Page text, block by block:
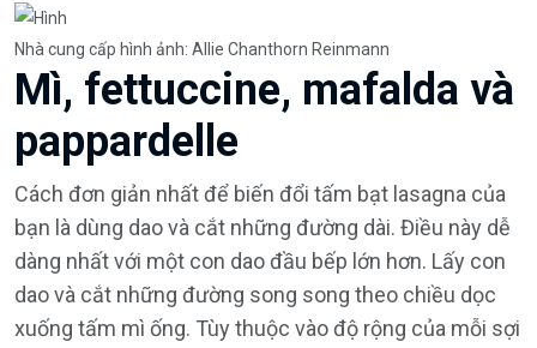
Nhà cung cấp hình ảnh: Allie Chanthorn Reinmann
Mì, fettuccine, mafalda và
pappardelle
Cách đơn giản nhất để biến đổi tấm bạt lasagna của
bạn là dùng dao và cắt những đường dài. Điều này dễ
dàng nhất với một con dao đầu bếp lớn hơn. Lấy con
dao và cắt những đường song song theo chiều dọc
xuống tấm mì ống. Tùy thuộc vào độ rộng của mỗi sợi